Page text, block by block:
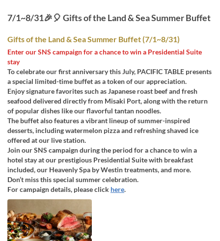
7/1~8/31🎉🎈 Gifts of the Land & Sea Summer Buffet
Gifts of the Land & Sea Summer Buffet (7/1~8/31)
Enter our SNS campaign for a chance to win a Presidential Suite
stay
To celebrate our first anniversary this July, PACIFIC TABLE presents
a special limited-time buffet as a token of our appreciation.
Enjoy signature favorites such as Japanese roast beef and fresh
seafood delivered directly from Misaki Port, along with the return
of popular dishes like our flavorful tantan noodles.
The buffet also features a vibrant lineup of summer-inspired
desserts, including watermelon pizza and refreshing shaved ice
offered at our live station.
Join our SNS campaign during the period for a chance to win a
hotel stay at our prestigious Presidential Suite with breakfast
included, our Heavenly Spa by Westin treatments, and more.
Don’t miss this special summer celebration.
For campaign details, please click here.